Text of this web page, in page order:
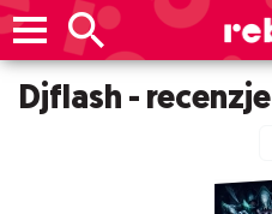
Djflash - recenzje